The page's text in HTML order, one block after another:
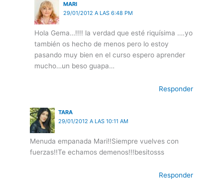
MARI
29/01/2012 A LAS 6:48 PM
Hola Gema…!!!! la verdad que esté riquísima ….yo
también os hecho de menos pero lo estoy
pasando muy bien en el curso espero aprender
mucho…un beso guapa…
Responder
TARA
29/01/2012 A LAS 10:11 AM
Menuda empanada Mari!!Siempre vuelves con
fuerzas!!Te echamos demenos!!!besitosss
Responder